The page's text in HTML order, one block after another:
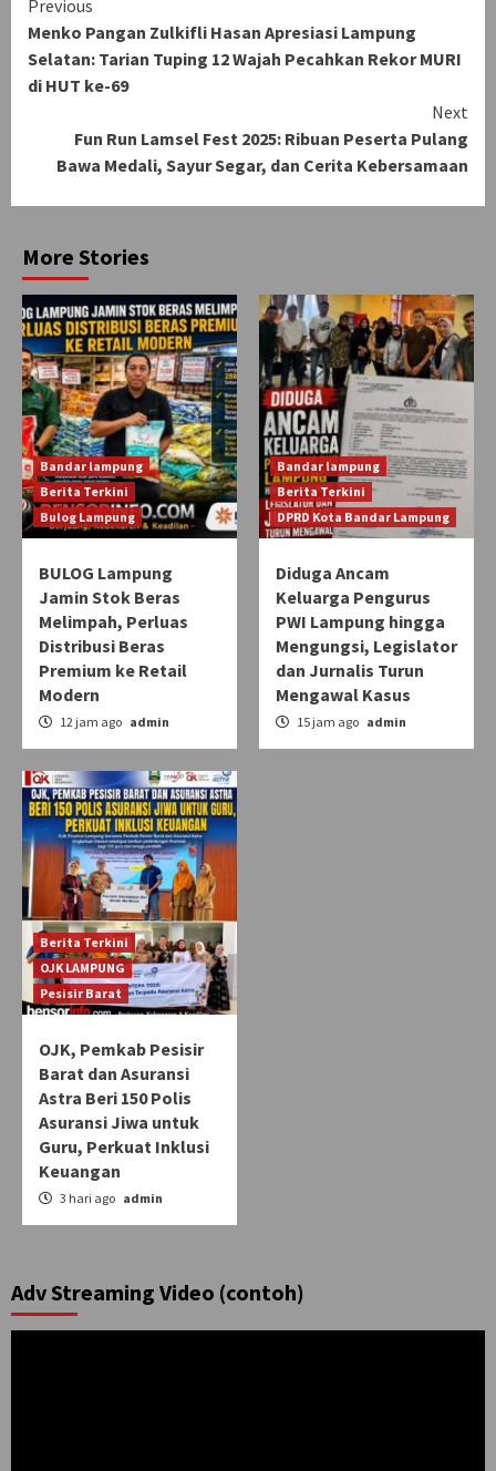
Continue
Reading
Previous
Menko Pangan Zulkifli Hasan Apresiasi Lampung
Selatan: Tarian Tuping 12 Wajah Pecahkan Rekor MURI
di HUT ke-69
Next
Fun Run Lamsel Fest 2025: Ribuan Peserta Pulang
Bawa Medali, Sayur Segar, dan Cerita Kebersamaan
More Stories
Bandar lampung
Berita Terkini
Bulog Lampung
BULOG Lampung
Jamin Stok Beras
Melimpah, Perluas
Distribusi Beras
Premium ke Retail
Modern
12 jam ago admin
Bandar lampung
Berita Terkini
DPRD Kota Bandar Lampung
Diduga Ancam
Keluarga Pengurus
PWI Lampung hingga
Mengungsi, Legislator
dan Jurnalis Turun
Mengawal Kasus
15 jam ago admin
Berita Terkini
OJK LAMPUNG
Pesisir Barat
OJK, Pemkab Pesisir
Barat dan Asuransi
Astra Beri 150 Polis
Asuransi Jiwa untuk
Guru, Perkuat Inklusi
Keuangan
3 hari ago admin
Adv Streaming Video (contoh)